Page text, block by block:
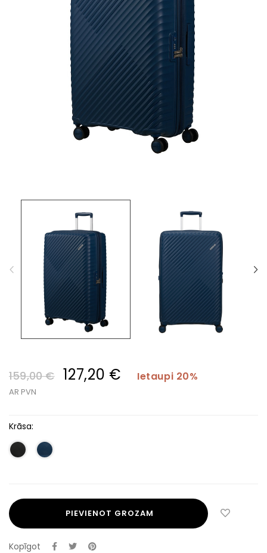
159,00 € 127,20 € Ietaupi 20%
AR PVN
Krāsa:
PIEVIENOT GROZAM
Kopīgot